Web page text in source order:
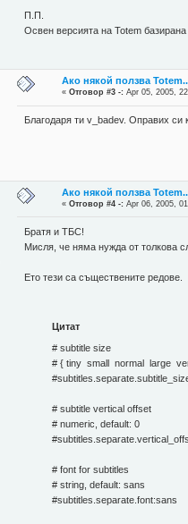
П.П.
Освен версията на Totem
Ако някой ползва
«Отговор #3 -: Apr 05, 2005,
Благодаря ти v_badev. Оправих
Ако някой ползва
«Отговор #4 -: Apr 06, 2005,
Братя и ТБС!
Мисля, че няма нужда от толкова
Ето тези са съществените редове.
Цитат
# subtitle size
# { tiny small normal large
# subtitle vertical offset
# numeric, default: 0
# font for subtitles
# string, default: sans
#subtitles.separate.font:sans